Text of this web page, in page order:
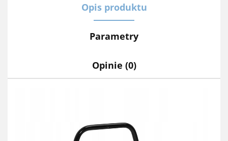
Opis produktu
Parametry
Opinie (0)